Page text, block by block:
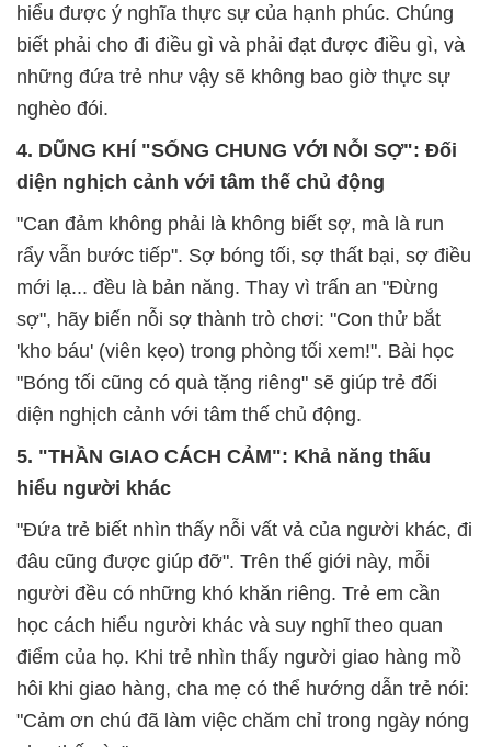
hiểu được ý nghĩa thực sự của hạnh phúc. Chúng
biết phải cho đi điều gì và phải đạt được điều gì, và
những đứa trẻ như vậy sẽ không bao giờ thực sự
nghèo đói.
4. DŨNG KHÍ "SỐNG CHUNG VỚI NỖI SỢ": Đối
diện nghịch cảnh với tâm thế chủ động
"Can đảm không phải là không biết sợ, mà là run
rẩy vẫn bước tiếp". Sợ bóng tối, sợ thất bại, sợ điều
mới lạ... đều là bản năng. Thay vì trấn an "Đừng
sợ", hãy biến nỗi sợ thành trò chơi: "Con thử bắt
'kho báu' (viên kẹo) trong phòng tối xem!". Bài học
"Bóng tối cũng có quà tặng riêng" sẽ giúp trẻ đối
diện nghịch cảnh với tâm thế chủ động.
5. "THẦN GIAO CÁCH CẢM": Khả năng thấu
hiểu người khác
"Đứa trẻ biết nhìn thấy nỗi vất vả của người khác, đi
đâu cũng được giúp đỡ". Trên thế giới này, mỗi
người đều có những khó khăn riêng. Trẻ em cần
học cách hiểu người khác và suy nghĩ theo quan
điểm của họ. Khi trẻ nhìn thấy người giao hàng mồ
hôi khi giao hàng, cha mẹ có thể hướng dẫn trẻ nói:
"Cảm ơn chú đã làm việc chăm chỉ trong ngày nóng